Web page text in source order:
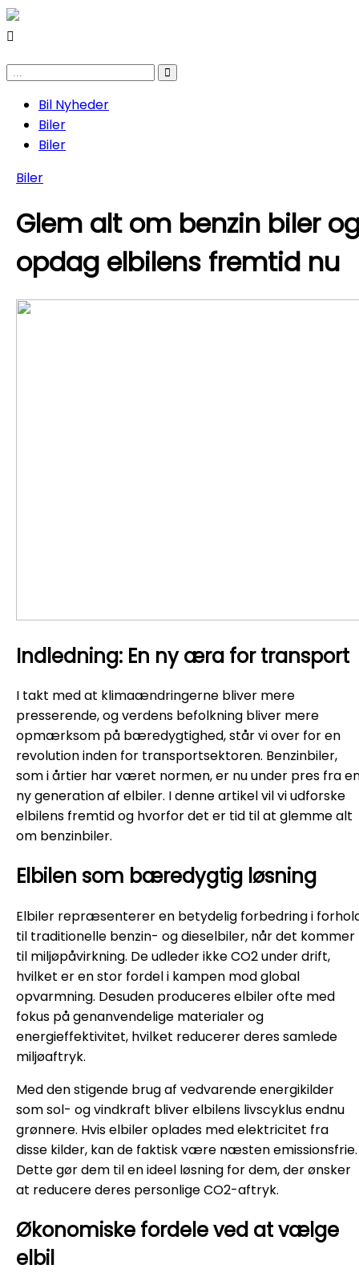
Bil Nyheder
Biler
Biler
Biler
Glem alt om benzin biler
opdag elbilens fremtid nu
Indledning: En ny æra for transport
I takt med at klimaændringerne bliver mere
presserende, og verdens befolkning bliver mere
opmærksom på bæredygtighed, står vi over for en
revolution inden for transportsektoren. Benzinbiler,
som i årtier har været normen, er nu under pres fra
ny generation af elbiler. I denne artikel vil vi udforske
elbilens fremtid og hvorfor det er tid til at glemme alt
om benzinbiler.
Elbilen som bæredygtig løsning
Elbiler repræsenterer en betydelig forbedring i
til traditionelle benzin- og dieselbiler, når det kommer
til miljøpåvirkning. De udleder ikke CO2 under drift,
hvilket er en stor fordel i kampen mod global
opvarmning. Desuden produceres elbiler ofte med
fokus på genanvendelige materialer og
energieffektivitet, hvilket reducerer deres samlede
miljøaftryk.
Med den stigende brug af vedvarende energikilder
som sol- og vindkraft bliver elbilens livscyklus endnu
grønnere. Hvis elbiler oplades med elektricitet fra
disse kilder, kan de faktisk være næsten emissionsfrie.
Dette gør dem til en ideel løsning for dem, der ønsker
at reducere deres personlige CO2-aftryk.
Økonomiske fordele ved at vælge
elbil